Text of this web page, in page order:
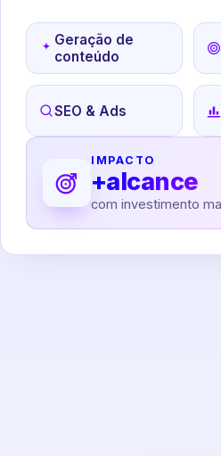
Geração de
conteúdo
SEO & Ads
IMPACTO
+alcance
com investimento